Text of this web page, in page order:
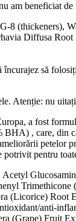
am beneficiat de
8 (thickeners),
Diffusa
să
Atenție: nu
a fost
, care, din
potrivit pentru
Root
anti-
(Grape) Fruit